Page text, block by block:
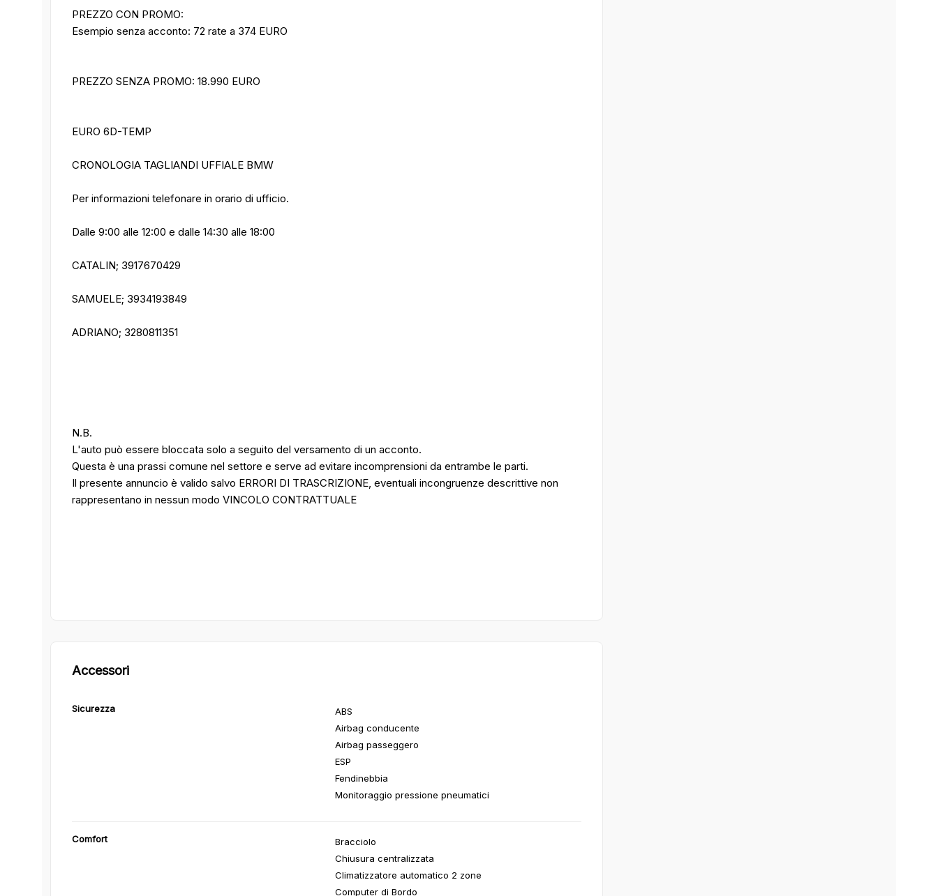
PREZZO CON PROMO:
Esempio senza acconto: 72 rate a 374 EURO
PREZZO SENZA PROMO: 18.990 EURO
EURO 6D-TEMP
CRONOLOGIA TAGLIANDI UFFIALE BMW
Per informazioni telefonare in orario di ufficio.
Dalle 9:00 alle 12:00 e dalle 14:30 alle 18:00
CATALIN; 3917670429
SAMUELE; 3934193849
ADRIANO; 3280811351
N.B.
L'auto può essere bloccata solo a seguito del versamento di un acconto.
Questa è una prassi comune nel settore e serve ad evitare incomprensioni da entrambe le parti.
Il presente annuncio è valido salvo ERRORI DI TRASCRIZIONE, eventuali incongruenze descrittive non
rappresentano in nessun modo VINCOLO CONTRATTUALE
Accessori
Sicurezza
ABS
Airbag conducente
Airbag passeggero
ESP
Fendinebbia
Monitoraggio pressione pneumatici
Comfort
Bracciolo
Chiusura centralizzata
Climatizzatore automatico 2 zone
Computer di Bordo